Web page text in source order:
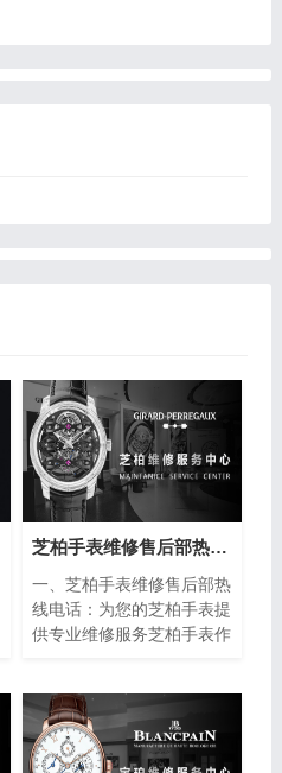
芝柏手表维修售后部热线电话(专业芝柏手表维修服务，售后热线24小时为您解答)
一、芝柏手表维修售后部热
线电话：为您的芝柏手表提
供专业维修服务芝柏手表作
全球消费者的青睐。然而，
即使是最优质的手表也无法
避免出现故障或需要保养的